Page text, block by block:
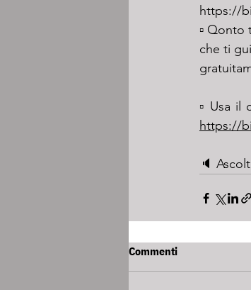
https://
▫️ Qonto
che ti
https://
🔈
Commenti